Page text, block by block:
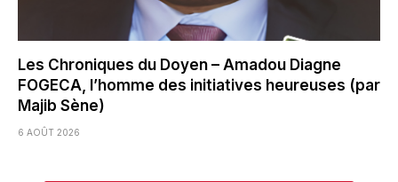
Les Chroniques du Doyen – Amadou Diagne
FOGECA, l’homme des initiatives heureuses (par
Majib Sène)
6 AOÛT 2026